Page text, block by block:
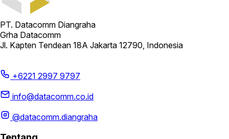
PT. Datacomm Diangraha
Grha Datacomm
Jl. Kapten Tendean 18A Jakarta 12790, Indonesia
+6221 2997 9797
info@datacomm.co.id
@datacomm.diangraha